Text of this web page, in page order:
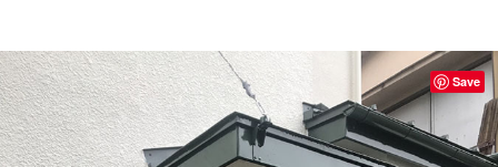
Save